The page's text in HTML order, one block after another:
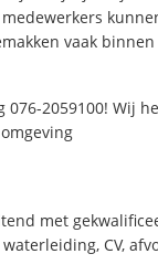
vaak
076-2059100! Wij
met
CV,